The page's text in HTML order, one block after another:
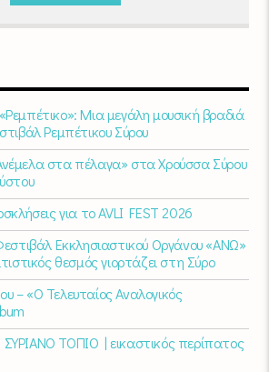
Μια μεγάλη μουσική βραδιά
Ρεμπέτικου Σύρου
στα πέλαγα» στα Χρούσσα Σύρου
για το AVLI FEST 2026
Εκκλησιαστικού Οργάνου «ΑΝΩ»
θεσμός γιορτάζει στη Σύρο​
– «Ο Τελευταίος Αναλογικός
ΤΟΠΙΟ | εικαστικός περίπατος